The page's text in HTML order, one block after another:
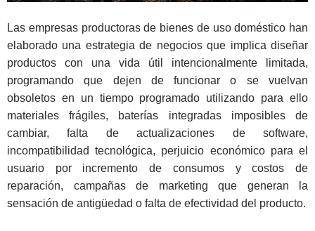
Las empresas productoras de bienes de uso doméstico han
elaborado una estrategia de negocios que implica diseñar
productos con una vida útil intencionalmente limitada,
programando que dejen de funcionar o se vuelvan
obsoletos en un tiempo programado utilizando para ello
materiales frágiles, baterías integradas imposibles de
cambiar, falta de actualizaciones de software,
incompatibilidad tecnológica, perjuicio económico para el
usuario por incremento de consumos y costos de
reparación, campañas de marketing que generan la
sensación de antigüedad o falta de efectividad del producto.